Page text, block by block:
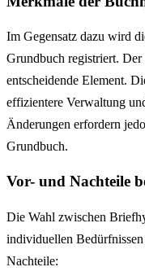
Im Gegensatz dazu wird
Grundbuch registriert. Der
entscheidende Element.
effizientere Verwaltung
Änderungen erfordern
Grundbuch.
Vor- und Nachteile
Die Wahl zwischen
individuellen
Nachteile: